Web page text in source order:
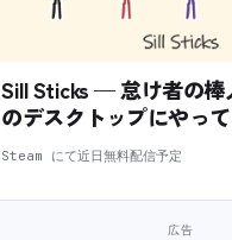
Sill Sticks — 怠け者の棒
のデスクトップにやって
Steam にて近日無料配信予定